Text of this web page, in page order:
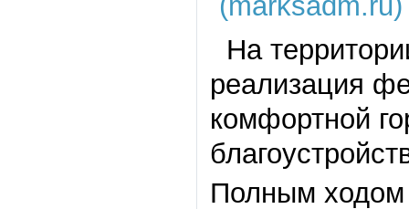
На
реализация
комфортной
Полным ходом